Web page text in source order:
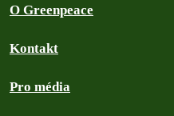
O Greenpeace
Kontakt
Pro média